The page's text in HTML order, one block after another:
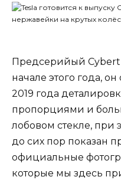
Предсерийый
начале этого года, он
2019 года
пропорциями и
лобовом стекле, при
до сих пор показан
официальные
которые мы здесь